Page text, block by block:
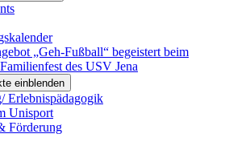
„Geh-Fußball“ begeistert beim
des USV Jena
einblenden
Erlebnispädagogik
Unisport
Förderung